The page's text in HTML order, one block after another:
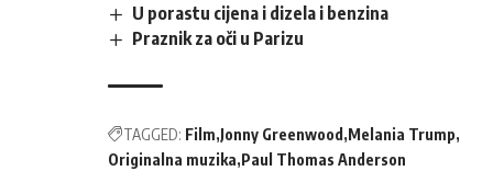
U porastu cijena i dizela i benzina
Praznik za oči u Parizu
TAGGED: Film Jonny Greenwood Melania Trump
Originalna muzika Paul Thomas Anderson